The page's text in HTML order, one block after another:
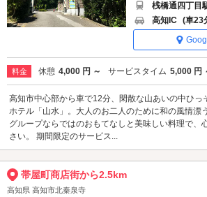
桟橋通四丁目
高知IC (車23
料金 休憩 4,000 円 ～ サービスタイム 5,000 円
高知市中心部から車で12分、閑散な山あいの中ひっ
ホテル「山水」。大人のお二人のために和の風情漂
グループならではのおもてなしと美味しい料理で、
さい。 期間限定のサービス...
帯屋町商店街から2.5km
高知県 高知市北秦泉寺